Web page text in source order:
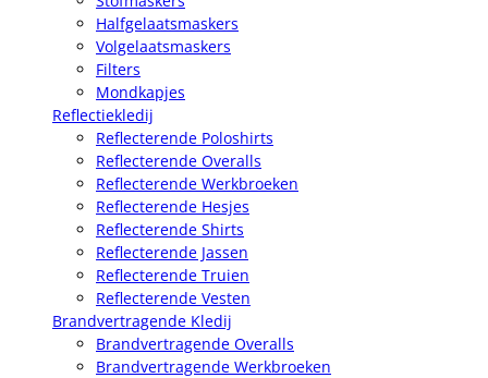
Halfgelaatsmaskers
Volgelaatsmaskers
Filters
Mondkapjes
Reflectiekledij
Reflecterende Poloshirts
Reflecterende Overalls
Reflecterende Werkbroeken
Reflecterende Hesjes
Reflecterende Shirts
Reflecterende Jassen
Reflecterende Truien
Reflecterende Vesten
Brandvertragende Kledij
Brandvertragende Overalls
Brandvertragende Werkbroeken